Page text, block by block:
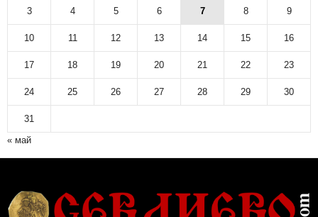
3 4 5 6 7 8 9
10 11 12 13 14 15 16
17 18 19 20 21 22 23
24 25 26 27 28 29 30
31
« май